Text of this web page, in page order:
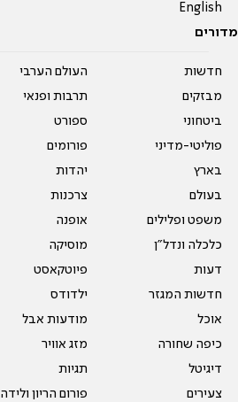
English
מדורים
חדשות
מבזקים
ביטחוני
פוליטי-מדיני
בארץ
בעולם
משפט ופלילים
כלכלה ונדל"ן
דעות
חדשות המגזר
אוכל
כיפה שחורה
דיגיטל
צעירים
העולם הערבי
תרבות ופנאי
ספורט
פורומים
יהדות
צרכנות
אופנה
מוסיקה
פיוטקאסט
ילדודס
מודעות אבל
מזג אוויר
תגיות
פורום הריון ולידה